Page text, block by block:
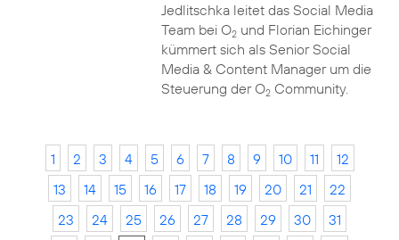
Jedlitschka leitet das Social Media
Team bei O2und Florian Eichinger
kümmert sich als Senior Social
Media & Content Manager um die
Steuerung der O2Community.
1 2 3 4 5 6 7 8 9 10 11
12
13
14 15 16 17 18 19 20 21
22
23
24 25 26 27 28 29 30
31